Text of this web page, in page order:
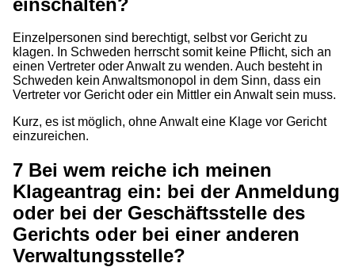
einschalten?
Einzelpersonen sind berechtigt, selbst vor Gericht zu
klagen. In Schweden herrscht somit keine Pflicht, sich an
einen Vertreter oder Anwalt zu wenden. Auch besteht in
Schweden kein Anwaltsmonopol in dem Sinn, dass ein
Vertreter vor Gericht oder ein Mittler ein Anwalt sein muss.
Kurz, es ist möglich, ohne Anwalt eine Klage vor Gericht
einzureichen.
7 Bei wem reiche ich meinen
Klageantrag ein: bei der Anmeldung
oder bei der Geschäftsstelle des
Gerichts oder bei einer anderen
Verwaltungsstelle?